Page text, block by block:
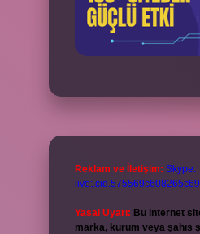
Reklam ve İletişim: Skype:
live:.cid.575569c608265c69
Yasal Uyarı: Bu internet
marka, kurum veya şahıs